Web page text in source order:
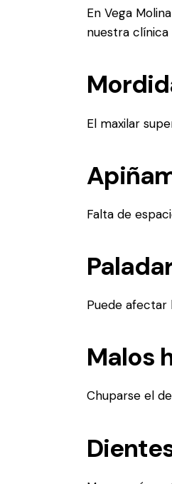
En Vega
nuestra
El maxilar
Falta de
Puede afectar
Malos
Chuparse el